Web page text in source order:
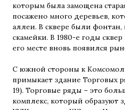
которым была замощена
посажено много деревьев,
аллеи. В сквере были фонтан,
скамейки. В 1980-е годы
его месте вновь появился
С южной стороны к
примыкает здание Торговых
19). Торговые ряды – это
комплекс, который образуют